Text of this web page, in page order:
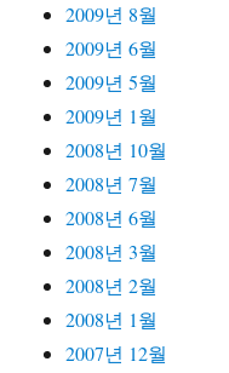
2009년 8월
2009년 6월
2009년 5월
2009년 1월
2008년 10월
2008년 7월
2008년 6월
2008년 3월
2008년 2월
2008년 1월
2007년 12월